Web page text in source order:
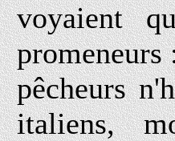
voyaient
pêcheurs
italiens,